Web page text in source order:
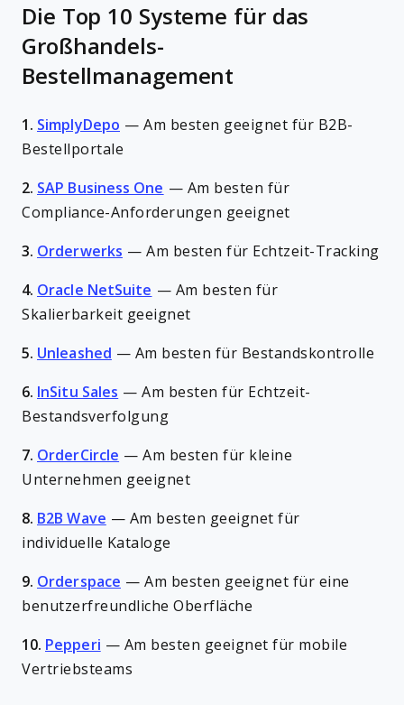
Die Top 10 Systeme für das
Großhandels-
Bestellmanagement
1. SimplyDepo — Am besten geeignet für B2B-
Bestellportale
2. SAP Business One — Am besten für
Compliance-Anforderungen geeignet
3. Orderwerks — Am besten für Echtzeit-Tracking
4. Oracle NetSuite — Am besten für
Skalierbarkeit geeignet
5. Unleashed — Am besten für Bestandskontrolle
6. InSitu Sales —Am besten für Echtzeit-
Bestandsverfolgung
7. OrderCircle —Am besten für kleine
Unternehmen geeignet
8. B2B Wave — Am besten geeignet für
individuelle Kataloge
9. Orderspace — Am besten geeignet für eine
benutzerfreundliche Oberfläche
10. Pepperi — Am besten geeignet für mobile
Vertriebsteams